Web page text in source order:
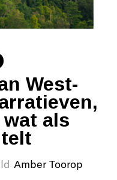
West-
als
Amber Toorop